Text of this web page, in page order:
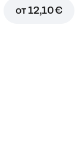
от12,10 €